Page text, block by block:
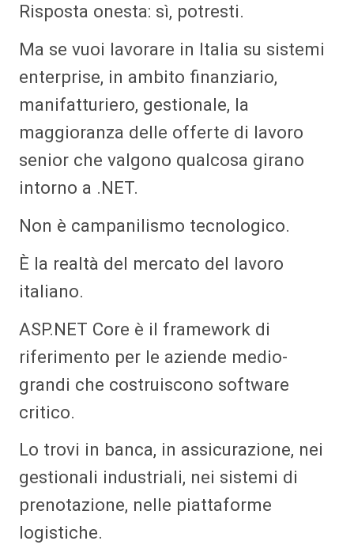
Risposta onesta: sì, potresti.
Ma se vuoi lavorare in Italia su sistemi
enterprise, in ambito finanziario,
manifatturiero, gestionale, la
maggioranza delle offerte di lavoro
senior che valgono qualcosa girano
intorno a .NET.
Non è campanilismo tecnologico.
È la realtà del mercato del lavoro
italiano.
ASP.NET Core è il framework di
riferimento per le aziende medio-
grandi che costruiscono software
critico.
Lo trovi in banca, in assicurazione, nei
gestionali industriali, nei sistemi di
prenotazione, nelle piattaforme
logistiche.